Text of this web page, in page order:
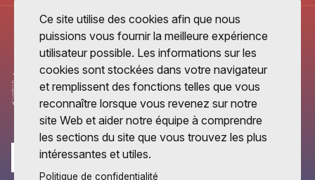
Ce site utilise des cookies afin que nous
puissions vous fournir la meilleure expérience
utilisateur possible. Les informations sur les
cookies sont stockées dans votre navigateur
et remplissent des fonctions telles que vous
reconnaître lorsque vous revenez sur notre
site Web et aider notre équipe à comprendre
les sections du site que vous trouvez les plus
intéressantes et utiles.
Politique de confidentialité